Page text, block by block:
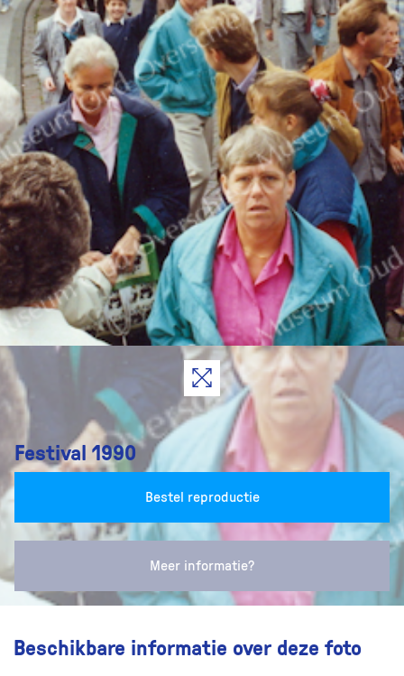
Festival 1990
Bestel reproductie
Meer informatie?
Beschikbare informatie over deze foto